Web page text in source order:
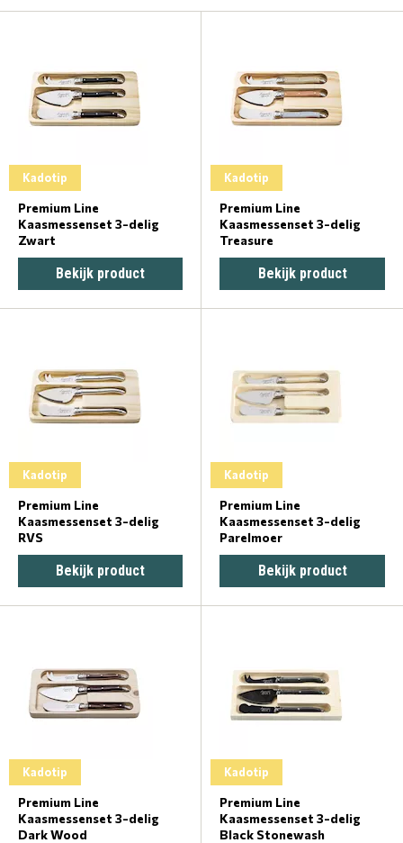
Kadotip
Premium Line
Kaasmessenset 3-delig
Zwart
Bekijk product
Kadotip
Premium Line
Kaasmessenset 3-delig
Treasure
Bekijk product
Kadotip
Premium Line
Kaasmessenset 3-delig
RVS
Bekijk product
Kadotip
Premium Line
Kaasmessenset 3-delig
Parelmoer
Bekijk product
Kadotip
Premium Line
Kaasmessenset 3-delig
Dark Wood
Kadotip
Premium Line
Kaasmessenset 3-delig
Black Stonewash